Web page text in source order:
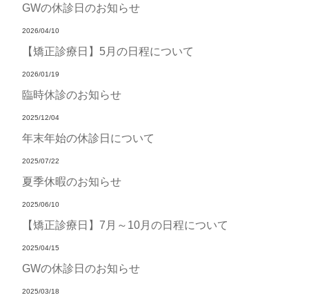
GWの休診日のお知らせ
2026/04/10
【矯正診療日】5月の日程について
2026/01/19
臨時休診のお知らせ
2025/12/04
年末年始の休診日について
2025/07/22
夏季休暇のお知らせ
2025/06/10
【矯正診療日】7月～10月の日程について
2025/04/15
GWの休診日のお知らせ
2025/03/18